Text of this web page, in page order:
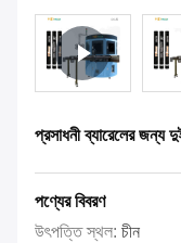
প্রসাধনী ব্যারেলের জন্য
পণ্যের বিবরণ
উৎপত্তি স্থল: চীন